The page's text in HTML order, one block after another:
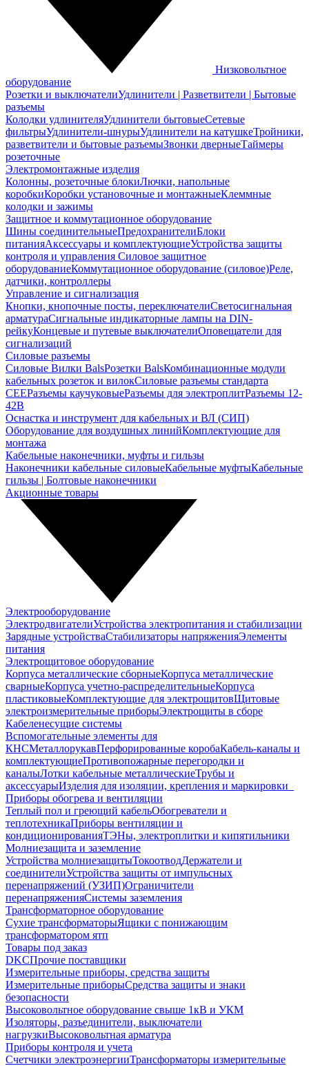
Низковольтное
оборудование
Розетки и выключателиУдлинители | Разветвители | Бытовые
разъемы
Колодки удлинителяУдлинители бытовыеСетевые
фильтрыУдлинители-шнурыУдлинители на катушкеТройники,
разветвители и бытовые разъемыЗвонки дверныеТаймеры
розеточные
Электромонтажные изделия
Колонны, розеточные блокиЛючки, напольные
коробкиКоробки установочные и монтажныеКлеммные
колодки и зажимы
Защитное и коммутационное оборудование
Шины соединительныеПредохранителиБлоки
питанияАксессуары и комплектующиеУстройства защиты
контроля и управления Силовое защитное
оборудованиеКоммутационное оборудование (силовое)Реле,
датчики, контроллеры
Управление и сигнализация
Кнопки, кнопочные посты, переключателиСветосигнальная
арматураСигнальные индикаторные лампы на DIN-
рейкуКонцевые и путевые выключателиОповещатели для
сигнализаций
Силовые разъемы
Силовые Вилки BalsРозетки BalsКомбинационные модули
кабельных розеток и вилокСиловые разъемы стандарта
CEEРазъемы каучуковыеРазъемы для электроплитРазъемы 12-
42В
Оснастка и инструмент для кабельных и ВЛ (СИП)
Оборудование для воздушных линийКомплектующие для
монтажа
Кабельные наконечники, муфты и гильзы
Наконечники кабельные силовыеКабельные муфтыКабельные
гильзы | Болтовые наконечники
Акционные товары
Электрооборудование
ЭлектродвигателиУстройства электропитания и стабилизации
Зарядные устройстваСтабилизаторы напряженияЭлементы
питания
Электрощитовое оборудование
Корпуса металлические сборныеКорпуса металлические
сварныеКорпуса учетно-распределительныеКорпуса
пластиковыеКомплектующие для электрощитовЩитовые
электроизмерительные приборыЭлектрощиты в сборе
Кабеленесущие системы
Вспомогательные элементы для
КНСМеталлорукавПерфорированные коробаКабель-каналы и
комплектующиеПротивопожарные перегородки и
каналыЛотки кабельные металлическиеТрубы и
аксессуарыИзделия для изоляции, крепления и маркировки
Приборы обогрева и вентиляции
Теплый пол и греющий кабельОбогреватели и
теплотехникаПриборы вентиляции и
кондиционированияТЭНы, электроплитки и кипятильники
Молниезащита и заземление
Устройства молниезащитыТокоотводДержатели и
соединителиУстройства защиты от импульсных
перенапряжений (УЗИП)Ограничители
перенапряженияСистемы заземления
Трансформаторное оборудование
Сухие трансформаторыЯщики с понижающим
трансформатором ятп
Товары под заказ
DKCПрочие поставщики
Измерительные приборы, средства защиты
Измерительные приборыСредства защиты и знаки
безопасности
Высоковольтное оборудование свыше 1кВ и УКМ
Изоляторы, разъединители, выключатели
нагрузкиВысоковольтная арматура
Приборы контроля и учета
Счетчики электроэнергииТрансформаторы измерительные